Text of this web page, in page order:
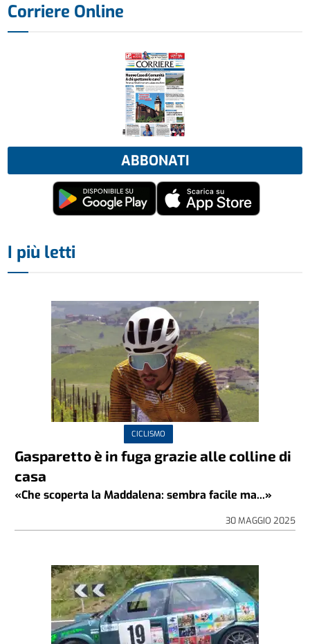
Corriere Online
ABBONATI
I più letti
CICLISMO
Gasparetto è in fuga grazie alle colline di
casa
«Che scoperta la Maddalena: sembra facile ma...»
30 MAGGIO 2025